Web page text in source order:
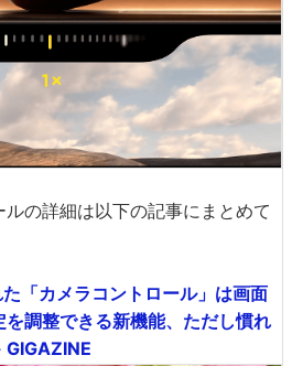
の詳細は以下の記事にまとめて
「カメラコントロール」は画面
調整できる新機能、ただし慣れ
GIGAZINE